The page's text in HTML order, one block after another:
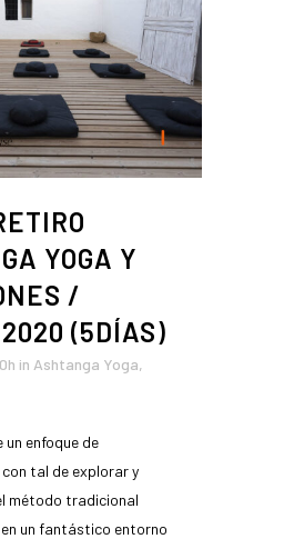
YOGA Y
/
2020 (5DÍAS)
in Ashtanga Yoga,
enfoque de
tal de explorar y
método tradicional
un fantástico entorno